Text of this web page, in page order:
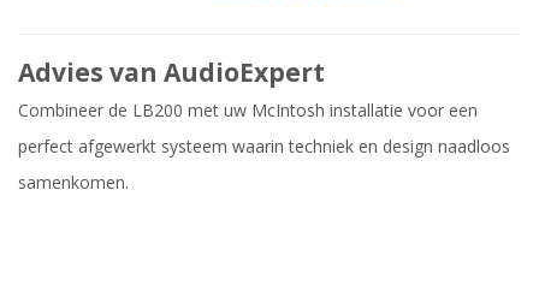
Advies van AudioExpert
Combineer de LB200 met uw McIntosh installatie voor een
perfect afgewerkt systeem waarin techniek en design naadloos
samenkomen.